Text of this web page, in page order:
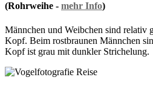
(Rohrweihe - mehr Info)
Männchen und Weibchen sind relativ
Kopf. Beim rostbraunen Männchen
Kopf ist grau mit dunkler Strichelung.